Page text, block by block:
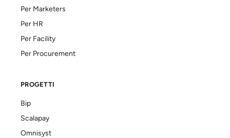
Per Marketers
Per HR
Per Facility
Per Procurement
PROGETTI
Bip
Scalapay
Omnisyst